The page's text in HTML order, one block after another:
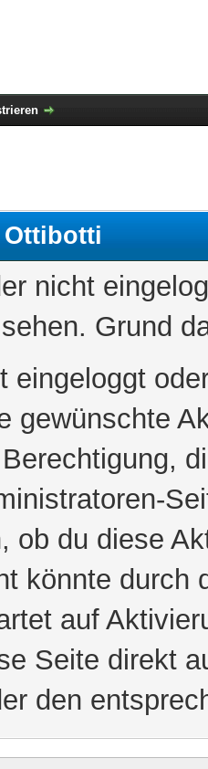
nicht
Grund
eingeloggt
gewünschte
ob du diese
könnte durch
auf
Seite direkt
den